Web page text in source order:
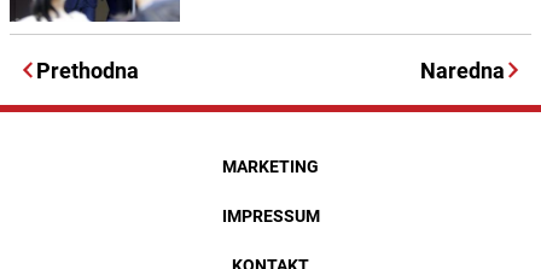
Prethodna Naredna
MARKETING
IMPRESSUM